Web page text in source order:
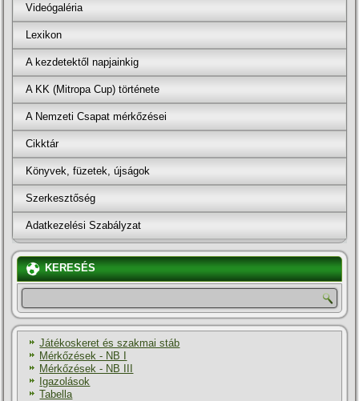
Videógaléria
Lexikon
A kezdetektől napjainkig
A KK (Mitropa Cup) története
A Nemzeti Csapat mérkőzései
Cikktár
Könyvek, füzetek, újságok
Szerkesztőség
Adatkezelési Szabályzat
KERESÉS
Játékoskeret és szakmai stáb
Mérkőzések - NB I
Mérkőzések - NB III
Igazolások
Tabella